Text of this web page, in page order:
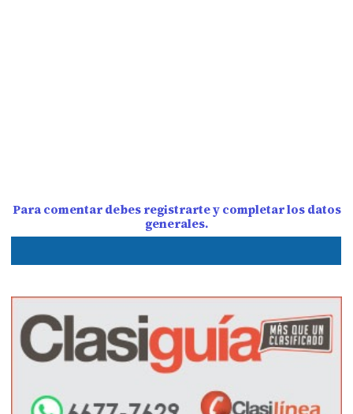
Para comentar debes registrarte y completar los datos
generales.